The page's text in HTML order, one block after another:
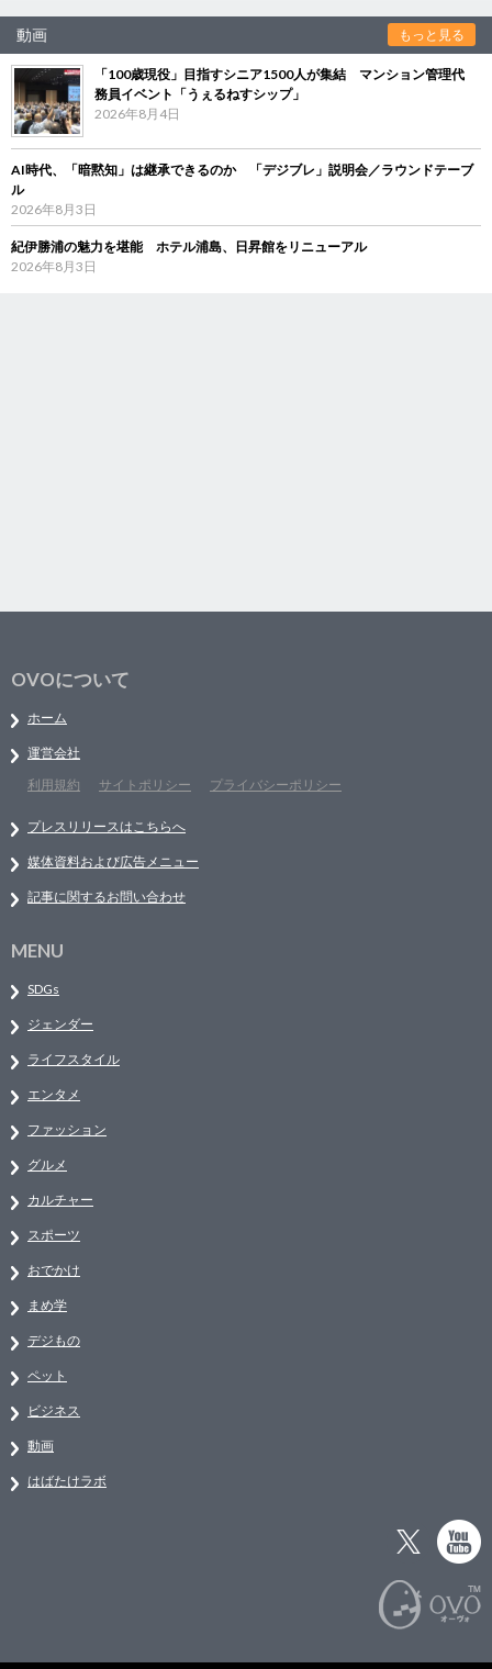
動画 もっと見る
「100歳現役」目指すシニア1500人が集結 マンション管理代
務員イベント「うぇるねすシップ」
2026年8月4日
AI時代、「暗黙知」は継承できるのか 「デジブレ」説明会／ラウンドテーブ
ル
2026年8月3日
紀伊勝浦の魅力を堪能 ホテル浦島、日昇館をリニューアル
2026年8月3日
OVOについて
ホーム
運営会社
利用規約
サイトポリシー プライバシーポリシー
プレスリリースはこちらへ
媒体資料および広告メニュー
記事に関するお問い合わせ
MENU
SDGs
ジェンダー
ライフスタイル
エンタメ
ファッション
グルメ
カルチャー
スポーツ
おでかけ
まめ学
デジもの
ペット
ビジネス
動画
はばたけラボ